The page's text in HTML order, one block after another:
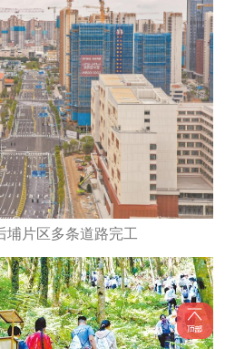
埔片区多条道路完工